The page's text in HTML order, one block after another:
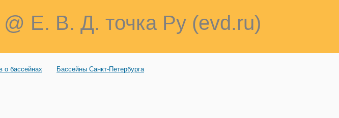
@ Е. В. Д. точка Ру (evd.ru)
о бассейнах Бассейны Санкт-Петербурга